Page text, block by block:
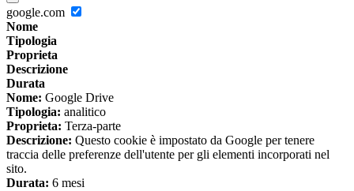
google.com
Nome
Tipologia
Proprieta
Descrizione
Durata
Nome: Google Drive
Tipologia: analitico
Proprieta: Terza-parte
Descrizione: Questo cookie è impostato da Google per tenere
traccia delle preferenze dell'utente per gli elementi incorporati nel
sito.
Durata: 6 mesi